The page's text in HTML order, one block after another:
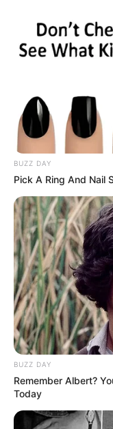
BUZZ DAY
Pick A Ring And Nail
BUZZ DAY
Remember Albert?
Today